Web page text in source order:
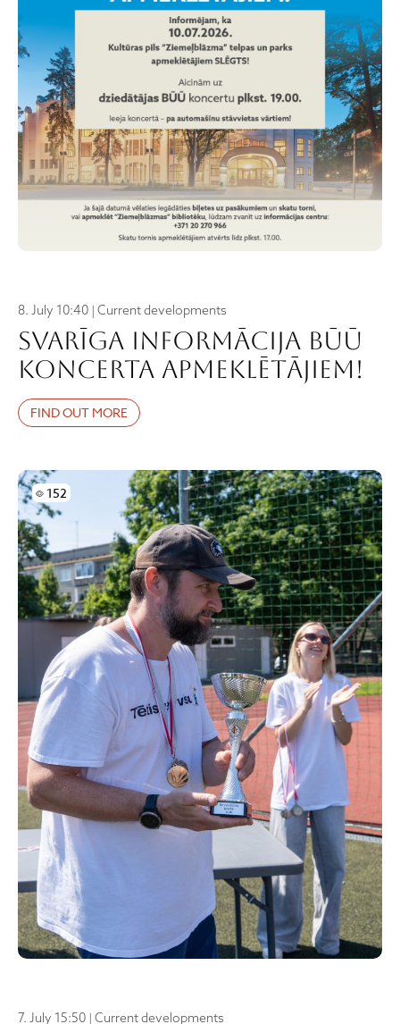
8. July 10:40 | Current developments
Svarīga informācija BŪŪ
koncerta apmeklētājiem!
FIND OUT MORE
152
Skatījumi
7. July 15:50 | Current developments